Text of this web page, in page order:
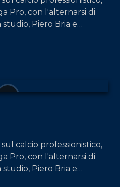
Pro, con l'alternarsi di
Piero Bria e
calcio professionistico,
Pro, con l'alternarsi di
Piero Bria e